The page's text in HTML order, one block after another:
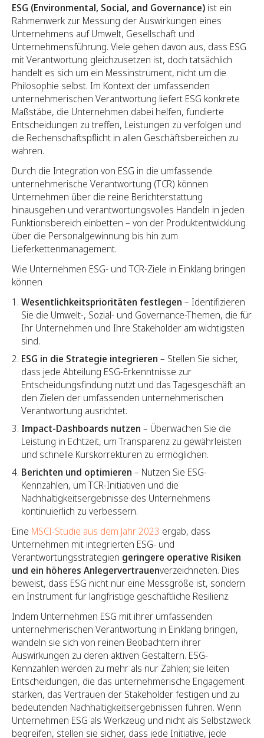
ESG (Environmental, Social, and Governance) ist ein
Rahmenwerk zur Messung der Auswirkungen eines
Unternehmens auf Umwelt, Gesellschaft und
Unternehmensführung. Viele gehen davon aus, dass ESG
mit Verantwortung gleichzusetzen ist, doch tatsächlich
handelt es sich um ein Messinstrument, nicht um die
Philosophie selbst. Im Kontext der umfassenden
unternehmerischen Verantwortung liefert ESG konkrete
Maßstäbe, die Unternehmen dabei helfen, fundierte
Entscheidungen zu treffen, Leistungen zu verfolgen und
die Rechenschaftspflicht in allen Geschäftsbereichen zu
wahren.
Durch die Integration von ESG in die umfassende
unternehmerische Verantwortung (TCR) können
Unternehmen über die reine Berichterstattung
hinausgehen und verantwortungsvolles Handeln in jeden
Funktionsbereich einbetten – von der Produktentwicklung
über die Personalgewinnung bis hin zum
Lieferkettenmanagement.
Wie Unternehmen ESG- und TCR-Ziele in Einklang bringen
können
Wesentlichkeitsprioritäten festlegen – Identifizieren
Sie die Umwelt-, Sozial- und Governance-Themen, die für
Ihr Unternehmen und Ihre Stakeholder am wichtigsten
sind.
ESG in die Strategie integrieren – Stellen Sie sicher,
dass jede Abteilung ESG-Erkenntnisse zur
Entscheidungsfindung nutzt und das Tagesgeschäft an
den Zielen der umfassenden unternehmerischen
Verantwortung ausrichtet.
Impact-Dashboards nutzen – Überwachen Sie die
Leistung in Echtzeit, um Transparenz zu gewährleisten
und schnelle Kurskorrekturen zu ermöglichen.
Berichten und optimieren – Nutzen Sie ESG-
Kennzahlen, um TCR-Initiativen und die
Nachhaltigkeitsergebnisse des Unternehmens
kontinuierlich zu verbessern.
Eine MSCI-Studie aus dem Jahr 2023 ergab, dass
Unternehmen mit integrierten ESG- und
Verantwortungsstrategien geringere operative Risiken
und ein höheres Anlegervertrauenverzeichneten. Dies
beweist, dass ESG nicht nur eine Messgröße ist, sondern
ein Instrument für langfristige geschäftliche Resilienz.
Indem Unternehmen ESG mit ihrer umfassenden
unternehmerischen Verantwortung in Einklang bringen,
wandeln sie sich von reinen Beobachtern ihrer
Auswirkungen zu deren aktiven Gestaltern. ESG-
Kennzahlen werden zu mehr als nur Zahlen; sie leiten
Entscheidungen, die das unternehmerische Engagement
stärken, das Vertrauen der Stakeholder festigen und zu
bedeutenden Nachhaltigkeitsergebnissen führen. Wenn
Unternehmen ESG als Werkzeug und nicht als Selbstzweck
begreifen, stellen sie sicher, dass jede Initiative, jede